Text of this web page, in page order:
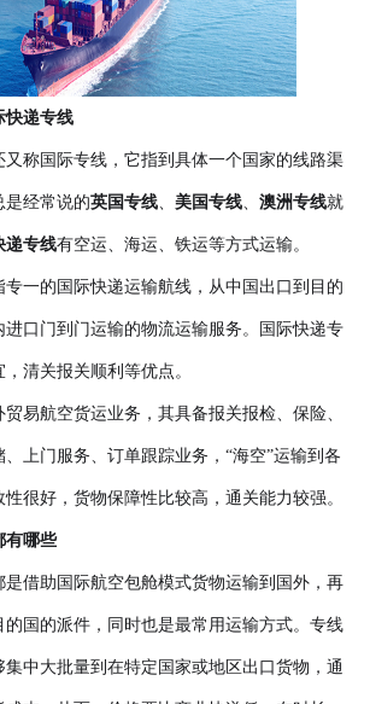
快递专线
又称国际专线，它指到具体一个国家的线路渠
是经常说的英国专线 美国专线 澳洲专线就
递专线有空运、海运、铁运等方式运输。
专一的国际快递运输航线，从中国出口到目的
进口门到门运输的物流运输服务。国际快递专
清关报关顺利等优点。
易航空货运业务，其具备报关报检、保险、
上门服务、订单跟踪业务，“海空”运输到各
很好，货物保障性比较高，通关能力较强。
有哪些
是借助国际航空包舱模式货物运输到国外，再
的国的派件，同时也是最常用运输方式。专线
中大批量到在特定国家或地区出口货物，通